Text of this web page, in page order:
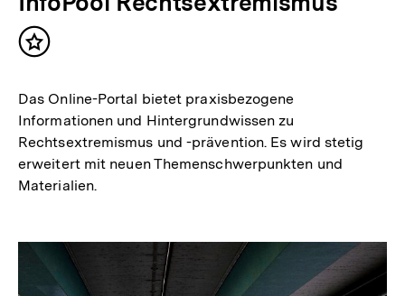
Inhalt
Das Online-Portal bietet praxisbezogene
Informationen und Hintergrundwissen zu
Rechtsextremismus und -prävention. Es wird stetig
erweitert mit neuen Themenschwerpunkten und
Materialien.